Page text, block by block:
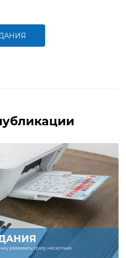
развивать сразу несколько